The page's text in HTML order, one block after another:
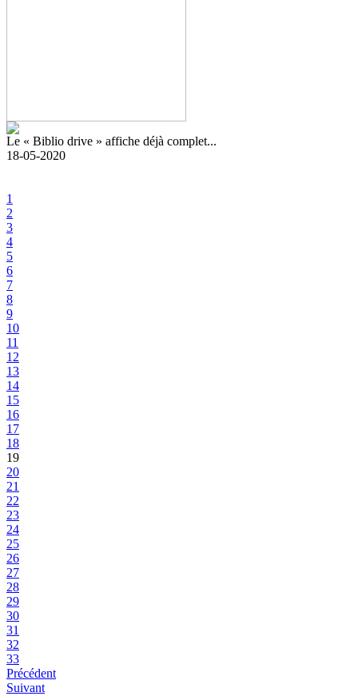
Le « Biblio drive » affiche déjà complet...
18-05-2020
1
2
3
4
5
6
7
8
9
10
11
12
13
14
15
16
17
18
19
20
21
22
23
24
25
26
27
28
29
30
31
32
33
Précédent
Suivant